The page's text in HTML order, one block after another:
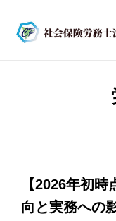
【2026年初
向と実務への